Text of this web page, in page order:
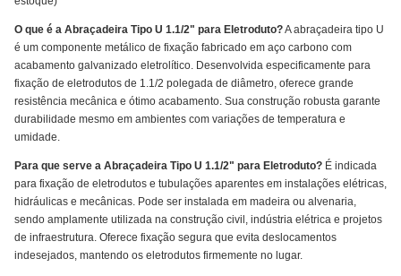
O que é a Abraçadeira Tipo U 1.1/2" para Eletroduto?A abraçadeira tipo U
é um componente metálico de fixação fabricado em aço carbono com
acabamento galvanizado eletrolítico. Desenvolvida especificamente para
fixação de eletrodutos de 1.1/2 polegada de diâmetro, oferece grande
resistência mecânica e ótimo acabamento. Sua construção robusta garante
durabilidade mesmo em ambientes com variações de temperatura e
umidade.
Para que serve a Abraçadeira Tipo U 1.1/2" para Eletroduto? É indicada
para fixação de eletrodutos e tubulações aparentes em instalações elétricas,
hidráulicas e mecânicas. Pode ser instalada em madeira ou alvenaria,
sendo amplamente utilizada na construção civil, indústria elétrica e projetos
de infraestrutura. Oferece fixação segura que evita deslocamentos
indesejados, mantendo os eletrodutos firmemente no lugar.